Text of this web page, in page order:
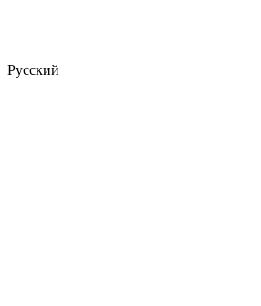
Русский